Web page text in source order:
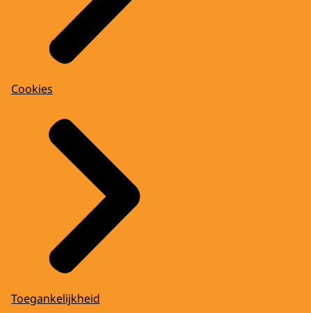
Cookies
Toegankelijkheid